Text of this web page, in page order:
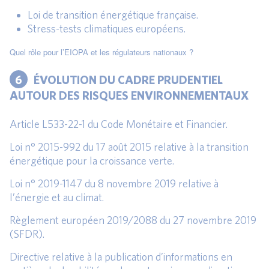
Loi de transition énergétique française.
Stress-tests climatiques européens.
Quel rôle pour l’EIOPA et les régulateurs nationaux ?
6
ÉVOLUTION DU CADRE PRUDENTIEL
AUTOUR DES RISQUES ENVIRONNEMENTAUX
Article L533-22-1 du Code Monétaire et Financier.
Loi n° 2015-992 du 17 août 2015 relative à la transition
énergétique pour la croissance verte.
Loi n° 2019-1147 du 8 novembre 2019 relative à
l’énergie et au climat.
Règlement européen 2019/2088 du 27 novembre 2019
(SFDR).
Directive relative à la publication d’informations en